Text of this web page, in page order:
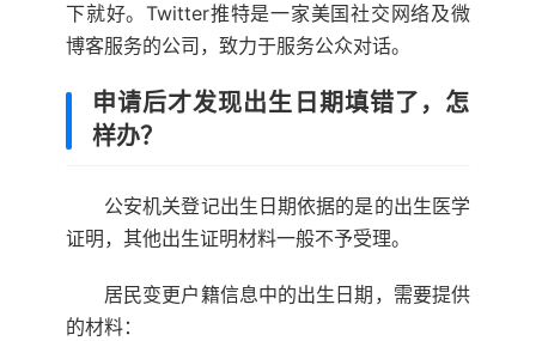
下就好。Twitter推特是一家美国社交网络及微
博客服务的公司，致力于服务公众对话。
申请后才发现出生日期填错了，怎
样办？
公安机关登记出生日期依据的是的出生医学
证明，其他出生证明材料一般不予受理。
居民变更户籍信息中的出生日期，需要提供
的材料：